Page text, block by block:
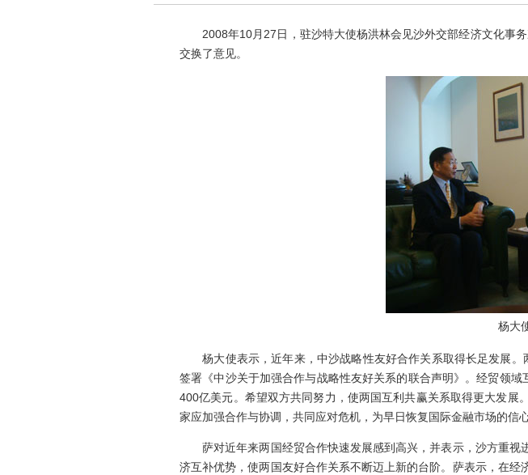
2008年10月 27日 ，驻沙特大使杨洪林会见沙外交部经济文化事
交换了意见。
杨大
杨大使表示，近年来，中沙战略性友好合作关系取得长足发展
签署《中沙关于加强合作与战略性友好关系的联合声明》。经贸领域
400亿美元。希望双方共同努力，使两国互利共赢关系取得更大发展
家应加强合作与协调，共同应对危机，为早日恢复国际金融市场的信
萨对近年来两国经贸合作快速发展感到高兴，并表示，沙方重
济互补优势，使两国友好合作关系不断迈上新的台阶。萨表示，在